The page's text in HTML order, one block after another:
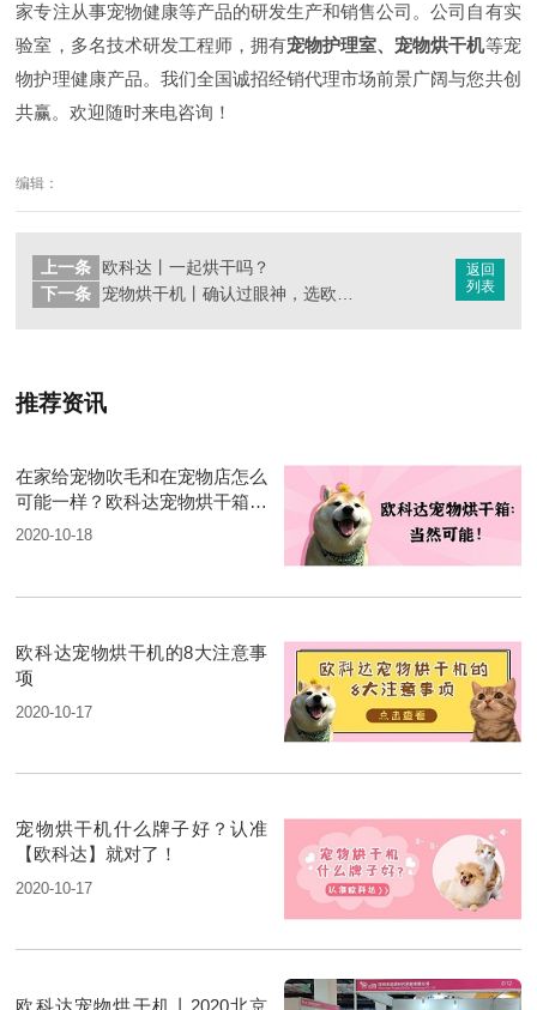
家专注从事宠物健康等产品的研发生产和销售公司。公司自有实
验室，多名技术研发工程师，拥有宠物护理室、宠物烘干机等宠
物护理健康产品。我们全国诚招经销代理市场前景广阔与您共创
共赢。欢迎随时来电咨询！
编辑：
返回
列表
上一条
欧科达丨一起烘干吗？
下一条
宠物烘干机丨确认过眼神，选欧科达是对的！
推荐资讯
在家给宠物吹毛和在宠物店怎么
可能一样？欧科达宠物烘干箱：
当然可能
2020-10-18
欧科达宠物烘干机的8大注意事
项
2020-10-17
宠物烘干机什么牌子好？认准
【欧科达】就对了！
2020-10-17
欧科达宠物烘干机丨2020北京